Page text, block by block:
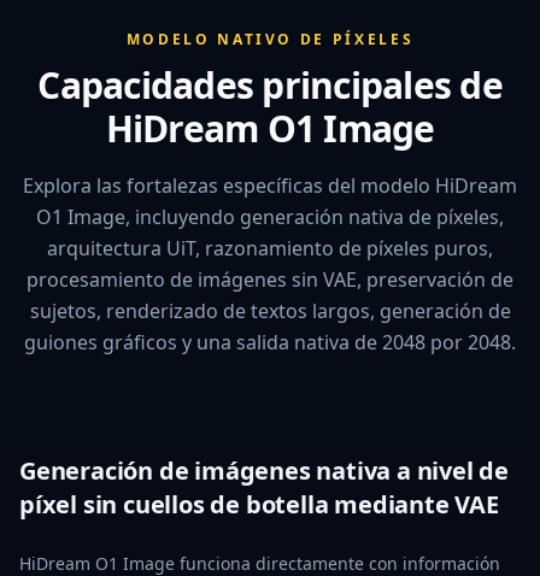
MODELO NATIVO DE PÍXELES
Capacidades principales de
HiDream O1 Image
Explora las fortalezas específicas del modelo HiDream
O1 Image, incluyendo generación nativa de píxeles,
arquitectura UiT, razonamiento de píxeles puros,
procesamiento de imágenes sin VAE, preservación de
sujetos, renderizado de textos largos, generación de
guiones gráficos y una salida nativa de 2048 por 2048.
Generación de imágenes nativa a nivel de
píxel sin cuellos de botella mediante VAE
HiDream O1 Image funciona directamente con información